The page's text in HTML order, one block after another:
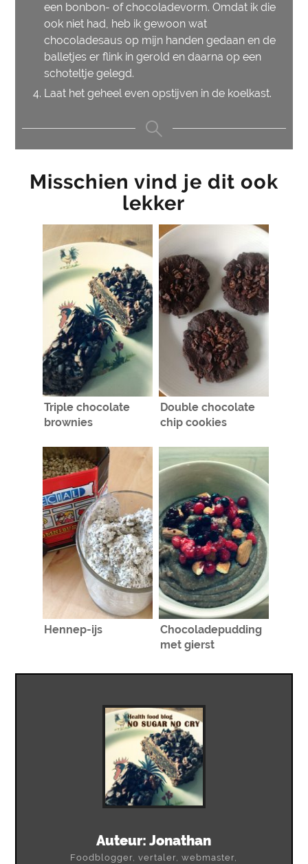
een bonbon- of chocoladevorm. Omdat ik die
ook niet had, heb ik gewoon wat
chocoladesaus op mijn handen gedaan en de
balletjes er flink in gerold en daarna op een
schoteltje gelegd.
Laat het geheel even opstijven in de koelkast.
Misschien vind je dit ook
lekker
Triple chocolate
brownies
Double chocolate
chip cookies
Hennep-ijs
Chocoladepudding
met gierst
Auteur: Jonathan
Foodblogger, vertaler, webmaster,